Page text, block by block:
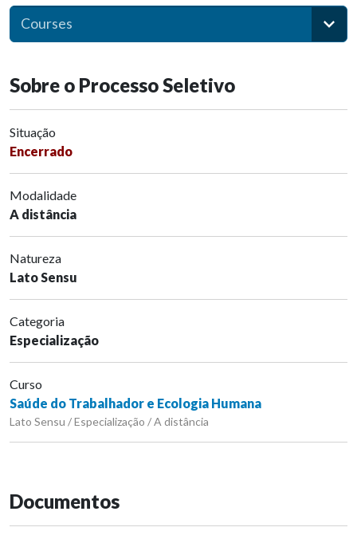
Courses
Sobre o Processo Seletivo
Situação
Encerrado
Modalidade
A distância
Natureza
Lato Sensu
Categoria
Especialização
Curso
Saúde do Trabalhador e Ecologia Humana
Lato Sensu / Especialização / A distância
Documentos